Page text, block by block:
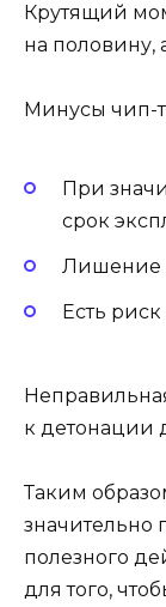
Крутящий
на половину,
Минусы чип-
При
срок
Лишение
Есть
к детонации
Таким
полезного
для того,